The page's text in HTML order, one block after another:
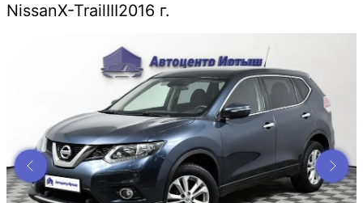
NissanX-TrailIII2016 г.